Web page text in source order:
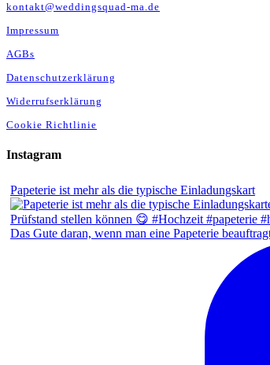
kontakt@weddingsquad-ma.de
Impressum
AGBs
Datenschutzerklärung
Widerrufserklärung
Cookie Richtlinie
Instagram
Papeterie ist mehr als die typische Einladungskart
Das Gute daran, wenn man eine Papeterie